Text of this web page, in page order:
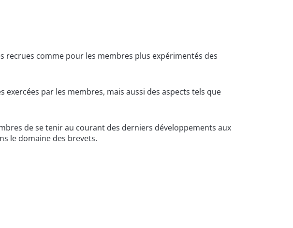
recrues comme pour les membres plus expérimentés des
par les membres, mais aussi des aspects tels que
de se tenir au courant des derniers développements aux
le domaine des brevets.